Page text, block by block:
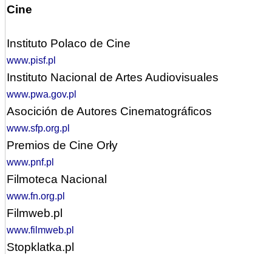
Cine
Instituto Polaco de Cine
www.pisf.pl
Instituto Nacional de Artes Audiovisuales
www.pwa.gov.pl
Asocición de Autores Cinematográficos
www.sfp.org.pl
Premios de Cine Orły
www.pnf.pl
Filmoteca Nacional
www.fn.org.pl
Filmweb.pl
www.filmweb.pl
Stopklatka.pl